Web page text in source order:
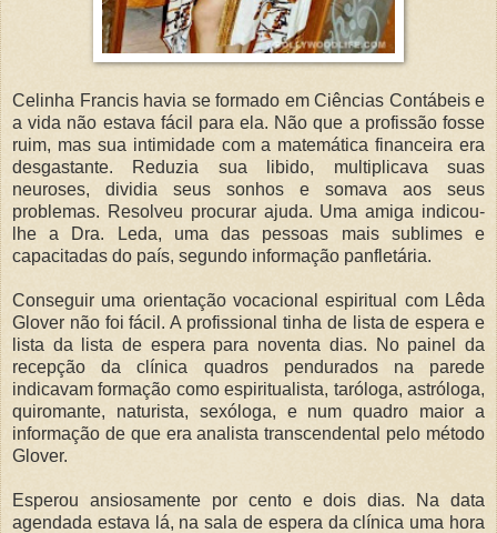
Celinha Francis havia se formado em Ciências Contábeis e
a vida não estava fácil para ela. Não que a profissão fosse
ruim, mas sua intimidade com a matemática financeira era
desgastante. Reduzia sua libido, multiplicava suas
neuroses, dividia seus sonhos e somava aos seus
problemas. Resolveu procurar ajuda. Uma amiga indicou-
lhe a Dra. Leda, uma das pessoas mais sublimes e
capacitadas do país, segundo informação panfletária.
Conseguir uma orientação vocacional espiritual com Lêda
Glover não foi fácil. A profissional tinha de lista de espera e
lista da lista de espera para noventa dias. No painel da
recepção da clínica quadros pendurados na parede
indicavam formação como espiritualista, taróloga, astróloga,
quiromante, naturista, sexóloga, e num quadro maior a
informação de que era analista transcendental pelo método
Glover.
Esperou ansiosamente por cento e dois dias. Na data
agendada estava lá, na sala de espera da clínica uma hora